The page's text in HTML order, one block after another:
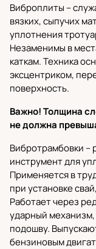
Виброплиты –
вязких, сыпучих
уплотнения
Незаменимы в
каткам. Техника
эксцентриком,
поверхность.
Важно! Толщина
не должна
Вибротрамбовки –
инструмент для
Применяется в
при установке
Работает через
ударный
подошву.
бензиновым